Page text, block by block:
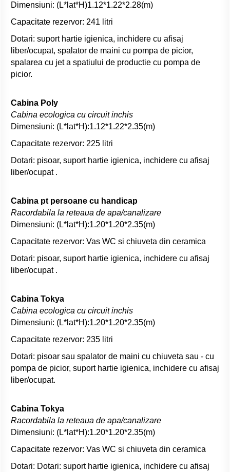
Dimensiuni: (L*lat*H)1.12*1.22*2.28(m)
Capacitate rezervor: 241 litri
Dotari: suport hartie igienica, inchidere cu afisaj
liber/ocupat, spalator de maini cu pompa de picior,
spalarea cu jet a spatiului de productie cu pompa de
picior.
Cabina Poly
Cabina ecologica cu circuit inchis
Dimensiuni: (L*lat*H):1.12*1.22*2.35(m)
Capacitate rezervor: 225 litri
Dotari: pisoar, suport hartie igienica, inchidere cu afisaj
liber/ocupat .
Cabina pt persoane cu handicap
Racordabila la reteaua de apa/canalizare
Dimensiuni: (L*lat*H):1.20*1.20*2.35(m)
Capacitate rezervor: Vas WC si chiuveta din ceramica
Dotari: pisoar, suport hartie igienica, inchidere cu afisaj
liber/ocupat .
Cabina Tokya
Cabina ecologica cu circuit inchis
Dimensiuni: (L*lat*H):1.20*1.20*2.35(m)
Capacitate rezervor: 235 litri
Dotari: pisoar sau spalator de maini cu chiuveta sau - cu
pompa de picior, suport hartie igienica, inchidere cu afisaj
liber/ocupat.
Cabina Tokya
Racordabila la reteaua de apa/canalizare
Dimensiuni: (L*lat*H):1.20*1.20*2.35(m)
Capacitate rezervor: Vas WC si chiuveta din ceramica
Dotari: Dotari: suport hartie igienica, inchidere cu afisaj